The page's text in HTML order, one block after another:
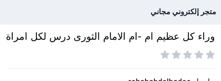
متجر إلكتروني مجاني
وراء كل عظيم ام -ام الامام الثورى درس لكل امراة